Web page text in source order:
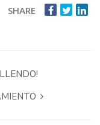
SHARE